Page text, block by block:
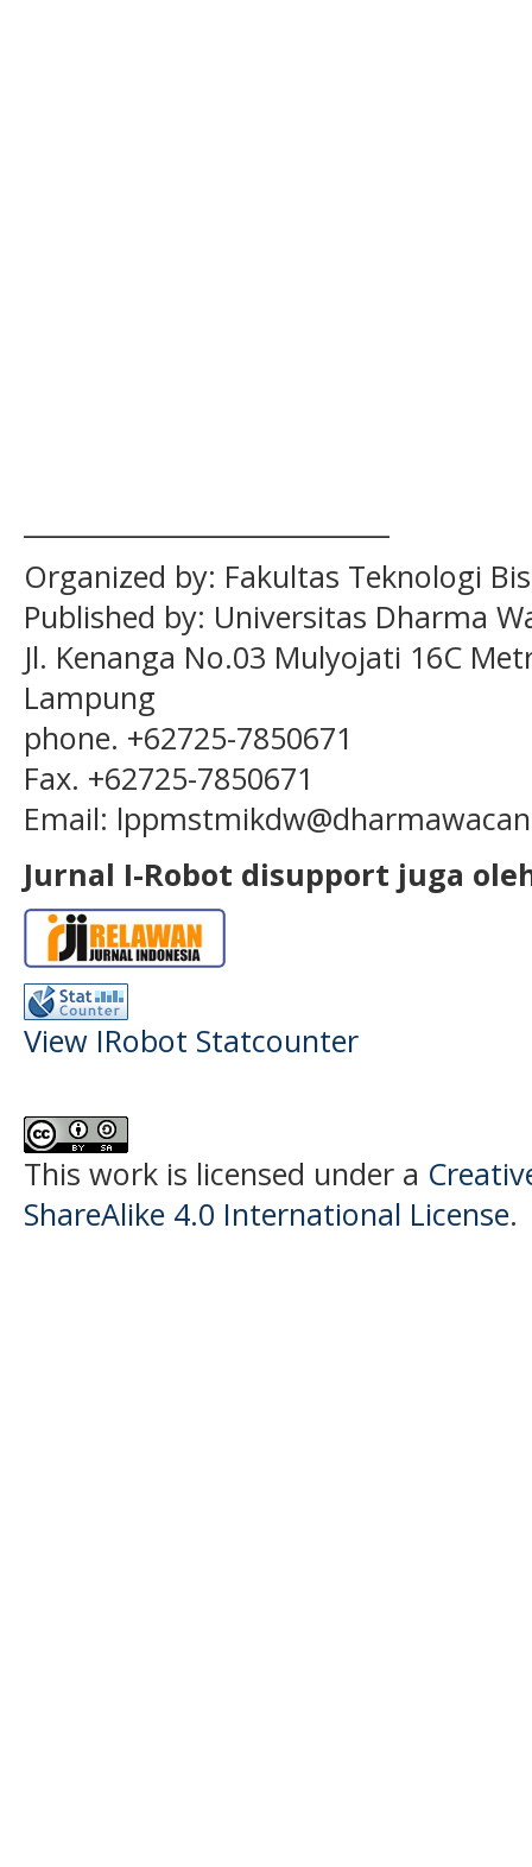
Organized by: Fakultas Teknologi
Published by: Universitas Dharma
Jl. Kenanga No.03 Mulyojati 16C
Lampung
phone. +62725-7850671
Fax. +62725-7850671
Email: lppmstmikdw
Jurnal I-Robot disupport juga
View IRobot Statcounter
This work is licensed under a
ShareAlike 4.0 International License.